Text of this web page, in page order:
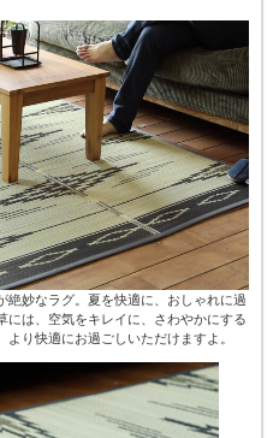
絶妙なラグ。夏を快適に、おしゃれに過
には、空気をキレイに、さわやかにする
り快適にお過ごしいただけますよ。